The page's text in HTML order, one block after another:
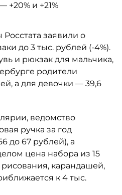
+20% и +21%
заявили о
до 3 тыс. рублей (-4%).
и рюкзак для мальчика,
родители
а для девочки — 39,6
ведомство
ручка за год
до 67 рублей), а
цена набора из 15
карандашей,
к 4 тыс.